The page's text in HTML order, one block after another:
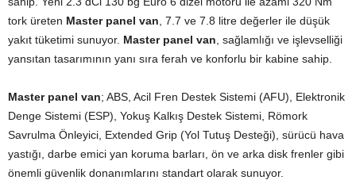
tork üreten Master panel van , 7.7 ve 7.8 litre değerler ile düşük
yakıt tüketimi sunuyor. Master panel van , sağlamlığı ve işlevselliği
yansıtan tasarımının yanı sıra ferah ve konforlu bir kabine sahip.
Master panel van; ABS, Acil Fren Destek Sistemi (AFU), Elektronik
Denge Sistemi (ESP), Yokuş Kalkış Destek Sistemi, Römork
Savrulma Önleyici, Extended Grip (Yol Tutuş Desteği), sürücü hava
yastığı, darbe emici yan koruma barları, ön ve arka disk frenler gibi
önemli güvenlik donanımlarını standart olarak sunuyor.